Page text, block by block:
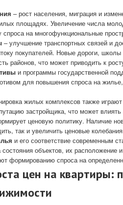
– рост населения, миграция и
площадях. Увеличение числа
спроса на многофункциональные
– улучшение транспортных связей и
покупателей. Новые дороги,
районов, что может приводить к
и программы государственной
для повышения спроса на
жилых комплексов также
застройщика, что может
ценовую политику. Наличие
так и увеличить ценовые
и его соответствие современным
объектов, их расположение
формированию спроса на
цен на квартиры: